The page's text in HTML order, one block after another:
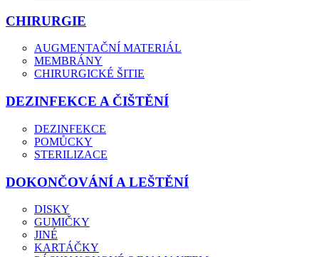
CHIRURGIE
AUGMENTAČNÍ MATERIÁL
MEMBRÁNY
CHIRURGICKÉ ŠITIE
DEZINFEKCE A ČIŠTĚNÍ
DEZINFEKCE
POMŮCKY
STERILIZACE
DOKONČOVÁNÍ A LEŠTĚNÍ
DISKY
GUMIČKY
JINÉ
KARTÁČKY